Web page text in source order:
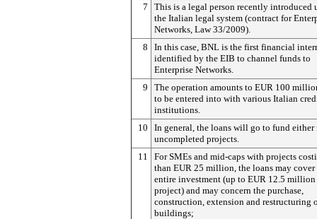
7
This is a legal person recently introduced
the Italian legal system (contract for
Networks, Law 33/2009).
8
In this case, BNL is the first financial
identified by the EIB to channel funds to
Enterprise Networks.
9
The operation amounts to EUR 100
to be entered into with various Italian
institutions.
10
In general, the loans will go to fund either
uncompleted projects.
11
For SMEs and mid-caps with projects
than EUR 25 million, the loans may cover
entire investment (up to EUR 12.5 million
project) and may concern the purchase,
construction, extension and restructuring
buildings;